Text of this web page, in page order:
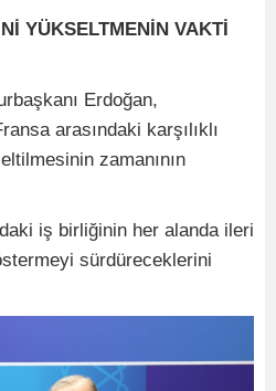
YÜKSELTMENİN VAKTİ
Erdoğan,
arasındaki karşılıklı
zamanının
iş birliğinin her alanda ileri
sürdüreceklerini